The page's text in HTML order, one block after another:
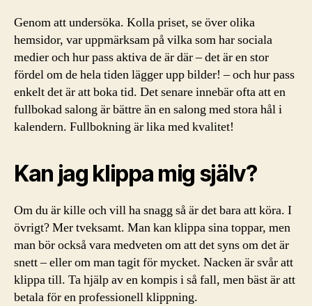
Genom att undersöka. Kolla priset, se över olika
hemsidor, var uppmärksam på vilka som har sociala
medier och hur pass aktiva de är där – det är en stor
fördel om de hela tiden lägger upp bilder! – och hur pass
enkelt det är att boka tid. Det senare innebär ofta att en
fullbokad salong är bättre än en salong med stora hål i
kalendern. Fullbokning är lika med kvalitet!
Kan jag klippa mig själv?
Om du är kille och vill ha snagg så är det bara att köra. I
övrigt? Mer tveksamt. Man kan klippa sina toppar, men
man bör också vara medveten om att det syns om det är
snett – eller om man tagit för mycket. Nacken är svår att
klippa till. Ta hjälp av en kompis i så fall, men bäst är att
betala för en professionell klippning.